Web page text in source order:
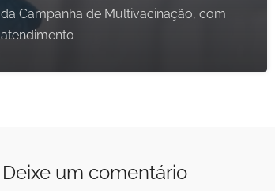
da Campanha de Multivacinação, com
atendimento
Deixe um comentário